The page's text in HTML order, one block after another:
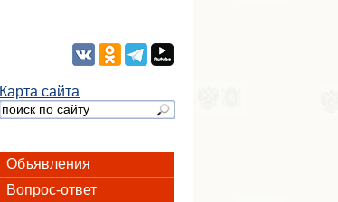
Карта сайта
Объявления
Вопрос-ответ